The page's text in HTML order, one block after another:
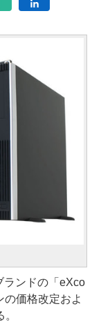
ランドの「eXco
の価格改定およ